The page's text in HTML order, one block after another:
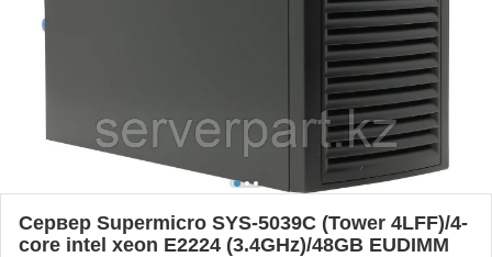
Сервер Supermicro SYS-5039C (Tower 4LFF)/4-
core intel xeon E2224 (3.4GHz)/48GB EUDIMM